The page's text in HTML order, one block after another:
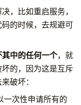
，比如重启服务，
的时候，去规避可
中的任何一个，就
的，因为这是互斥
破坏：
一次性申请所有的